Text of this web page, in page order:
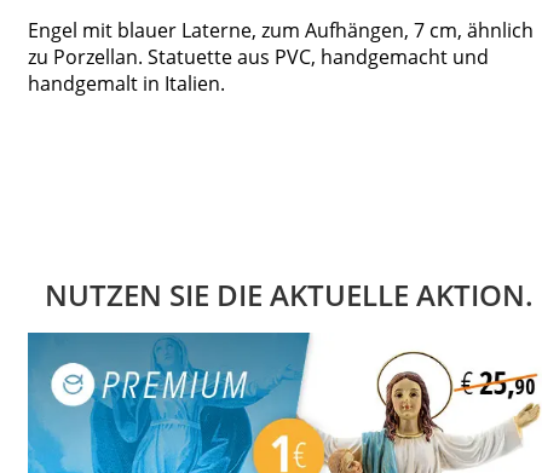
Engel mit blauer Laterne, zum Aufhängen, 7 cm, ähnlich
zu Porzellan. Statuette aus PVC, handgemacht und
handgemalt in Italien.
NUTZEN SIE DIE AKTUELLE AKTION.